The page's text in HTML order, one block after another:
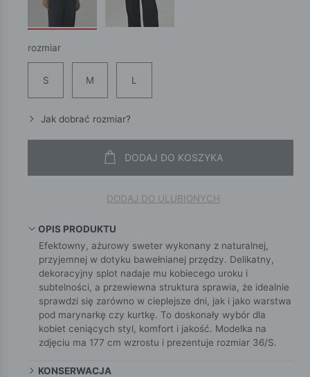
rozmiar
S M L
Jak dobrać rozmiar?
DODAJ DO KOSZYKA
DODAJ DO ULUBIONYCH
OPIS PRODUKTU
Efektowny, ażurowy sweter wykonany z naturalnej,
przyjemnej w dotyku bawełnianej przędzy. Delikatny,
dekoracyjny splot nadaje mu kobiecego uroku i
subtelności, a przewiewna struktura sprawia, że idealnie
sprawdzi się zarówno w cieplejsze dni, jak i jako warstwa
pod marynarkę czy kurtkę. To doskonały wybór dla
kobiet ceniących styl, komfort i jakość. Modelka na
zdjęciu ma 177 cm wzrostu i prezentuje rozmiar 36/S.
KONSERWACJA